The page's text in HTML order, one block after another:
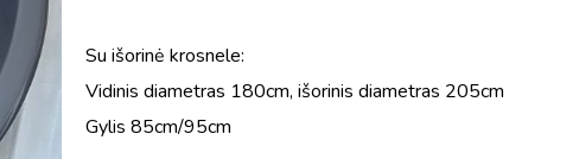
Su išorinė krosnele:
Vidinis diametras 180cm, išorinis diametras 205cm
Gylis 85cm/95cm